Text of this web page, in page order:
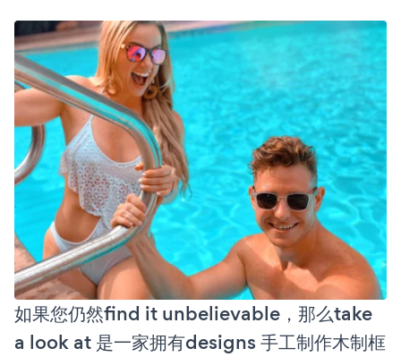
如果您仍然find it unbelievable，那么take
a look at 是一家拥有designs 手工制作木制框